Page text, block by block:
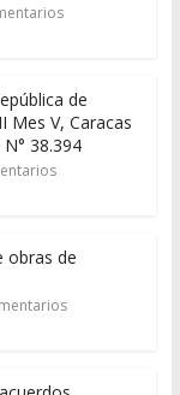
de
Mes V, Caracas
38.394
obras de